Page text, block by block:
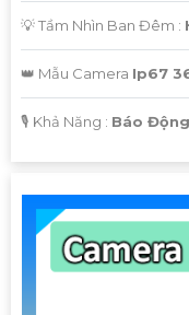
💡 Tầm Nhìn Ban Đêm :
👑 Mẫu Camera Ip67
️🎙 Khả Năng : Báo